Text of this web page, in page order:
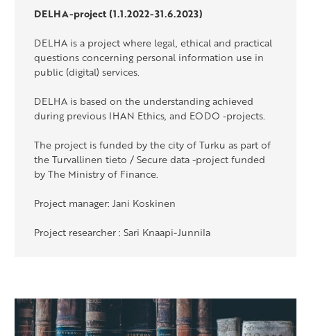
DELHA-project (1.1.2022-31.6.2023)
DELHA is a project where legal, ethical and practical
questions concerning personal information use in
public (digital) services.
DELHA is based on the understanding achieved
during previous IHAN Ethics, and EODO -projects.
The project is funded by the city of Turku as part of
the Turvallinen tieto / Secure data -project funded
by The Ministry of Finance.
Project manager: Jani Koskinen
Project researcher : Sari Knaapi-Junnila